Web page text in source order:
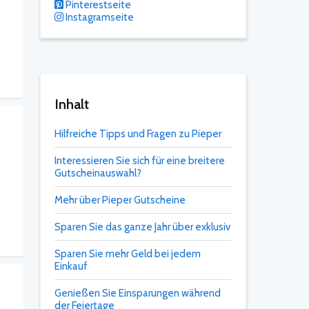
Pinterestseite
Instagramseite
Inhalt
Hilfreiche Tipps und Fragen zu Pieper
Interessieren Sie sich für eine breitere
Gutscheinauswahl?
Mehr über Pieper Gutscheine
Sparen Sie das ganze Jahr über exklusiv
Sparen Sie mehr Geld bei jedem
Einkauf
Genießen Sie Einsparungen während
der Feiertage